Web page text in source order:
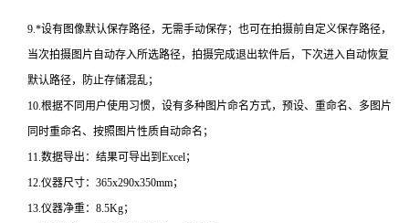
9.*设有图像默认保存路径，无需手动保存；也可在拍摄前自定义保存路径，
当次拍摄图片自动存入所选路径，拍摄完成退出软件后，下次进入自动恢复
默认路径，防止存储混乱；
10.根据不同用户使用习惯，设有多种图片命名方式，预设、重命名、多图片
同时重命名、按照图片性质自动命名；
11.数据导出：结果可导出到Excel；
12.仪器尺寸：365x290x350mm；
13.仪器净重：8.5Kg；